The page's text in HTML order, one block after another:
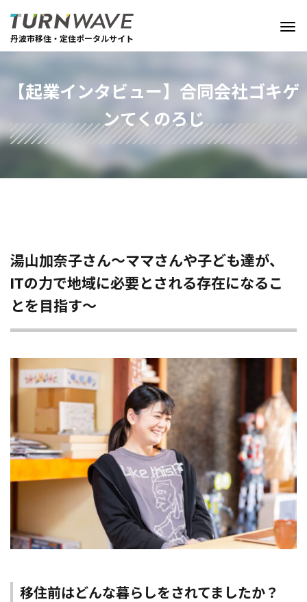
丹波市移住・定住ポータルサイト
【起業インタビュー】合同会社ゴキゲ
ンてくのろじ
湯山加奈子さん～ママさんや子ども達が、
ITの力で地域に必要とされる存在になるこ
とを目指す～
移住前はどんな暮らしをされてましたか？